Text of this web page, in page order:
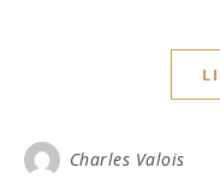
Charles Valois